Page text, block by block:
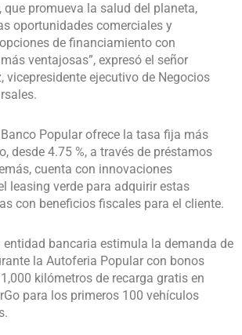
que promueva la salud del planeta,
oportunidades comerciales y
de financiamiento con
ventajosas”, expresó el señor
vicepresidente ejecutivo de Negocios
Popular ofrece la tasa fija más
desde 4.75 %, a través de préstamos
cuenta con innovaciones
leasing verde para adquirir estas
con beneficios fiscales para el cliente.
bancaria estimula la demanda de
la Autoferia Popular con bonos
kilómetros de recarga gratis en
para los primeros 100 vehículos